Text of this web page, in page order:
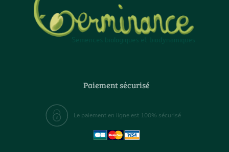
Paiement sécurisé
Le paiement en ligne est 100% sécurisé